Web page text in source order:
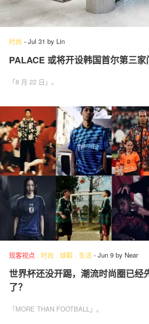
时尚 - Jul 31 by Lin
PALACE 或将开设韩国首尔第三家
「8 月 22 日」。
现客视点 . 时尚 . 球鞋 . 生活 - Jun 9 by Near
世界杯还没开踢，潮流时尚圈已经
了？
「MORE THAN FOOTBALL」。